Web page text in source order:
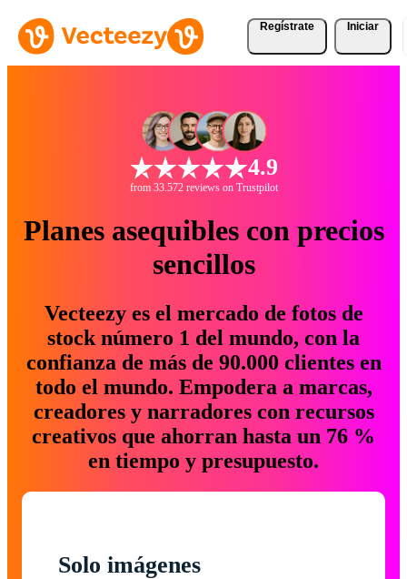
Regístrate Iniciar
4.9
from 33.572 reviews on Trustpilot
Planes asequibles con precios
sencillos
Vecteezy es el mercado de fotos de
stock número 1 del mundo, con la
confianza de más de 90.000 clientes en
todo el mundo. Empodera a marcas,
creadores y narradores con recursos
creativos que ahorran hasta un 76 %
en tiempo y presupuesto.
Solo imágenes